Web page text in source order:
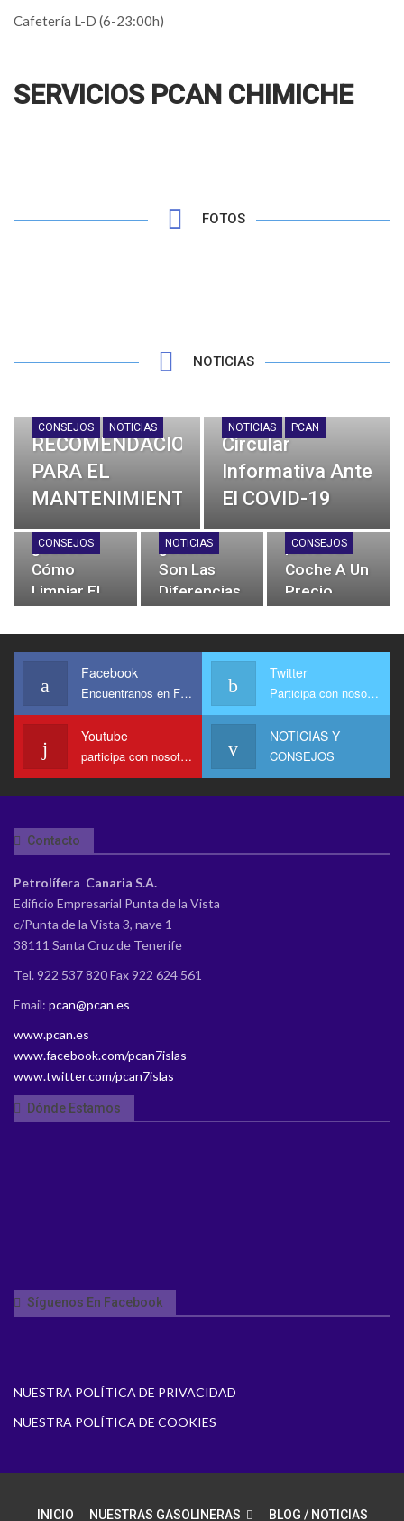
Cafetería L-D (6-23:00h)
SERVICIOS PCAN CHIMICHE
FOTOS
NOTICIAS
CONSEJOS NOTICIAS
RECOMENDACIONES
PARA EL
MANTENIMIENTO
DE TU
VEHÍCULO EN
LA
CUARENTENA
PCAN 3 Abr 2020
NOTICIAS PCAN
Circular
Informativa Ante
El COVID-19
PCAN
CONSEJOS
¿Sabes
Cómo
Limpiar El
Correctamente?
NOTICIAS
¿Cuáles
Son Las
Diferencias
Diésel Y La
Gasolina?
CONSEJOS
¡Lava Tu
Coche A Un
Precio
Facebook
Encuentranos en Facebook
Twitter
Participa con nosotros
Youtube
participa con nosotros en Youtube
NOTICIAS Y
CONSEJOS
Contacto
Petrolífera Canaria S.A.
Edificio Empresarial Punta de la Vista
c/Punta de la Vista 3, nave 1
38111 Santa Cruz de Tenerife
Tel. 922 537 820 Fax 922 624 561
Email: pcan@pcan.es
www.pcan.es
www.facebook.com/pcan7islas
www.twitter.com/pcan7islas
Dónde Estamos
Síguenos En Facebook
NUESTRA POLÍTICA DE PRIVACIDAD
NUESTRA POLÍTICA DE COOKIES
INICIO NUESTRAS GASOLINERAS BLOG / NOTICIAS